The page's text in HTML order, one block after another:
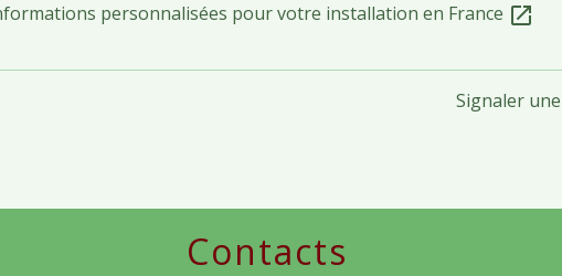
personnalisées pour votre installation en France open_in_new
Signaler
Contacts